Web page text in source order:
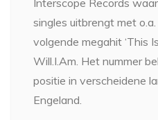
singles uitbrengt met
volgende megahit ‘This
Will.I.Am. Het nummer
positie in verscheidene
Engeland.